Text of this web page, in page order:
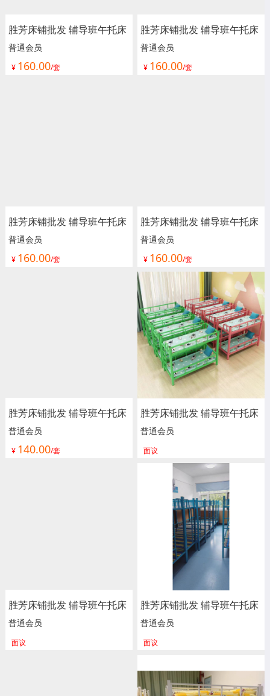
胜芳床铺批发 辅导班午托床
铁艺床 儿童拼接床 婴儿床
边加宽床护栏 可升降儿童床
普通会员
¥ 160.00/套
胜芳床铺批发 辅导班午托床
铁艺床 儿童拼接床 婴儿床
边加宽床护栏 可升降儿童床
普通会员
¥ 160.00/套
胜芳床铺批发 辅导班午托床
铁艺床 儿童拼接床 婴儿床
边加宽床护栏 可升降儿童床
普通会员
¥ 160.00/套
胜芳床铺批发 辅导班午托床
铁艺床 儿童拼接床 婴儿床
边加宽床护栏 可升降儿童床
单人床 加宽拼接床 宝用家
具
普通会员
¥ 160.00/套
胜芳床铺批发 辅导班午托床
铁艺床 儿童拼接床 婴儿床
边加宽床护栏 可升降儿童床
普通会员
¥ 140.00/套
胜芳床铺批发 辅导班午托床
上下床 高低床 小学生铁床
上下铺 铁艺床 宝用家具
普通会员
面议
胜芳床铺批发 辅导班午托床
上下床 高低床 小学生铁床
上下铺 铁艺床 宝用家具
普通会员
面议
胜芳床铺批发 辅导班午托床
上下床 高低床 小学生铁床
上下铺 铁艺床 宝用家具
普通会员
面议